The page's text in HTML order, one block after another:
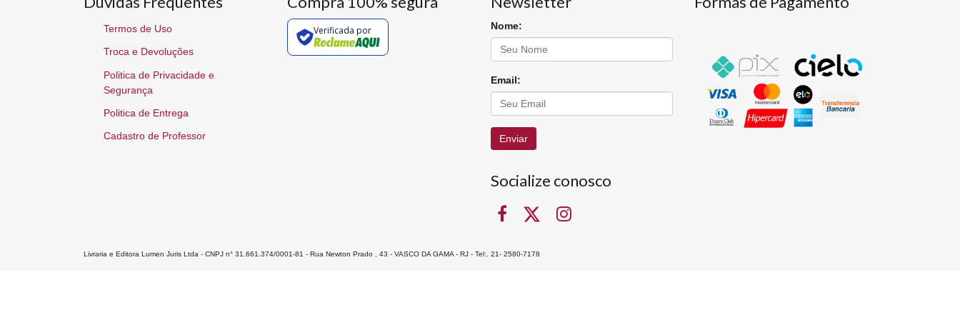
Termos de Uso
Troca e Devoluções
Politica de Privacidade e
Segurança
Politica de Entrega
Cadastro de Professor
Verificada por Nome:
Email:
Enviar
Socialize conosco
Livraria e Editora Lumen Juris Ltda - CNPJ n° 31.661.374/0001-81 - Rua Newton Prado , 43 - VASCO DA GAMA - RJ - Tel:. 21- 2580-7178